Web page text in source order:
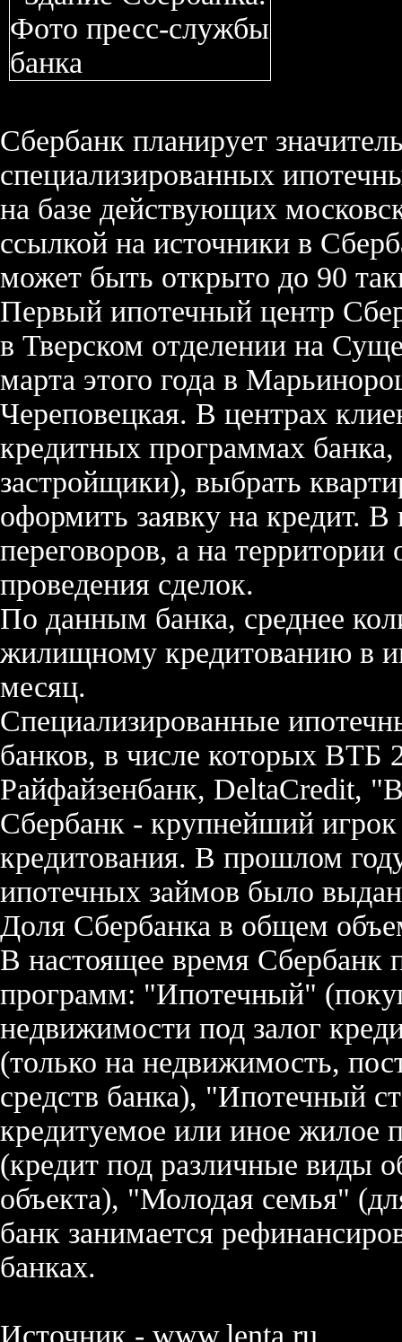
Сбербанк планирует
специализированных
на базе действующих
ссылкой на источники в
может быть открыто до 90
Первый ипотечный центр
в Тверском отделении на
марта этого года в
Череповецкая. В центрах
кредитных программах
застройщики), выбрать
оформить заявку на кредит. В
переговоров, а на территории
проведения сделок.
По данным банка, среднее
жилищному кредитованию в
месяц.
Специализированные
банков, в числе которых
Райфайзенбанк, DeltaCredit,
Сбербанк - крупнейший игрок
кредитования. В прошлом
ипотечных займов было
Доля Сбербанка в общем
В настоящее время Сбербанк
программ: "Ипотечный"
недвижимости под залог
(только на недвижимость,
средств банка), "Ипотечный
кредитуемое или иное
(кредит под различные виды
объекта), "Молодая семья"
банк занимается
банках.
Источник - www.lenta.ru